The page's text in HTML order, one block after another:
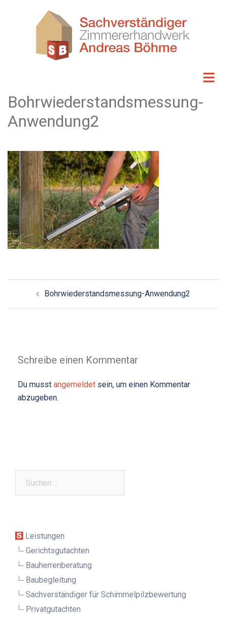
Bohrwiederstandsmessung-
Anwendung2
NavigationBohrwiederstandsmessung-Anwendung2
Schreibe einen Kommentar
Du musst angemeldet sein, um einen Kommentar
abzugeben.
nach:
Leistungen
Gerichtsgutachten
Bauherrenberatung
Baubegleitung
Sachverständiger für Schimmelpilz­bewertung
Privatgutachten